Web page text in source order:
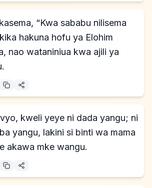
“Kwa sababu nilisema
hakuna hofu ya Elohim
nao wataniniua kwa ajili ya
kweli yeye ni dada yangu; ni
yangu, lakini si binti wa mama
akawa mke wangu.